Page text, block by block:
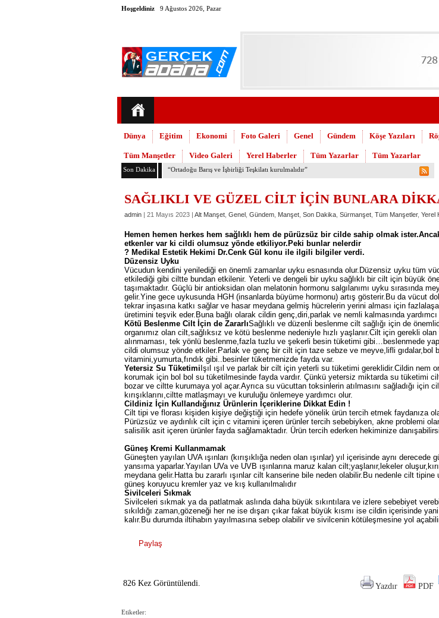
Hoşgeldiniz 9 Ağustos 2026, Pazar
Dünya Eğitim Ekonomi Foto Galeri Genel Gündem Köşe Yazıları
Tüm Manşetler Video Galeri Yerel Haberler Tüm Yazarlar Tüm Yazarlar
Son Dakika TMMOB Mimarlar Odası’ndan Adana Askeri Hastane için çağrı…
SAĞLIKLI VE GÜZEL CİLT İÇİN BUNLARA
admin | 21 Mayıs 2023 | Alt Manşet Genel Gündem Manşet Son Dakika Sürmanşet Tüm Manşetler, Yerel
Hemen hemen herkes hem sağlıklı hem de pürüzsüz bir cilde sahip olmak
etkenler var ki cildi olumsuz yönde etkiliyor.Peki bunlar nelerdir
? Medikal Estetik Hekimi Dr.Cenk Gül konu ile ilgili bilgiler verdi.
Düzensiz Uyku
Vücudun kendini yenilediği en önemli zamanlar uyku esnasında olur.Düzensiz uyku tüm
etkilediği gibi ciltte bundan etkilenir. Yeterli ve dengeli bir uyku sağlıklı bir cilt için büyük
taşımaktadır. Güçlü bir antioksidan olan melatonin hormonu salgılanımı uyku sırasında
gelir.Yine gece uykusunda HGH (insanlarda büyüme hormonu) artış gösterir.Bu da vücut
tekrar inşasına katkı sağlar ve hasar meydana gelmiş hücrelerin yerini alması için
üretimini teşvik eder.Buna bağlı olarak cildin genç,diri,parlak ve nemli kalmasında yardımcı
Kötü Beslenme Cilt İçin de ZararlıSağlıklı ve düzenli beslenme cilt sağlığı için de
organımız olan cilt,sağlıksız ve kötü beslenme nedeniyle hızlı yaşlanır.Cilt için gerekli
alınmaması, tek yönlü beslenme,fazla tuzlu ve şekerli besin tüketimi gibi…beslenmede
cildi olumsuz yönde etkiler.Parlak ve genç bir cilt için taze sebze ve meyve,lifli gıdalar,bol
vitamini,yumurta,fındık gibi..besinler tüketmenizde fayda var.
Yetersiz Su Tüketimi Işıl ışıl ve parlak bir cilt için yeterli su tüketimi gereklidir.Cildin nem
korumak için bol bol su tüketilmesinde fayda vardır. Çünkü yetersiz miktarda su tüketimi cilt
bozar ve ciltte kurumaya yol açar.Ayrıca su vücuttan toksinlerin atılmasını sağladığı için
kırışıklarını,ciltte matlaşmayı ve kuruluğu önlemeye yardımcı olur.
Cildiniz İçin Kullandığınız Ürünlerin İçeriklerine Dikkat Edin !
Cilt tipi ve florası kişiden kişiye değiştiği için hedefe yönelik ürün tercih etmek faydanıza
Pürüzsüz ve aydınlık cilt için c vitamini içeren ürünler tercih sebebiyken, akne problemi
salisilik asit içeren ürünler fayda sağlamaktadır. Ürün tercih ederken hekiminize
Güneş Kremi Kullanmamak
Güneşten yayılan UVA ışınları (kırışıklığa neden olan ışınlar) yıl içerisinde aynı derecede
yansıma yaparlar.Yayılan UVa ve UVB ışınlarına maruz kalan cilt;yaşlanır,lekeler
meydana gelir.Hatta bu zararlı ışınlar cilt kanserine bile neden olabilir.Bu nedenle cilt tipine
güneş koruyucu kremler yaz ve kış kullanılmalıdır
Sivilceleri Sıkmak
Sivilceleri sıkmak ya da patlatmak aslında daha büyük sıkıntılara ve izlere sebebiyet
sıkıldığı zaman,gözeneği her ne ise dışarı çıkar fakat büyük kısmı ise cildin içerisinde
kalır.Bu durumda iltihabın yayılmasına sebep olabilir ve sivilcenin kötüleşmesine yol
Paylaş
826 Kez Görüntülendi. Yazdır PDF
Etiketler: